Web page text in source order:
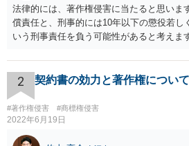
法律的には、著作権侵害に当たると思いま
償責任と、刑事的には10年以下の懲役若し
いう刑事責任を負う可能性があると考えま
受理すると、取調べ等の捜査が行われる可
刑事責任を軽くするためには、被害弁償
後の対応としては、まずは、弁護士に相談
2 契約書の効力と著作権について
#著作権侵害 #商標権侵害
2022年6月19日